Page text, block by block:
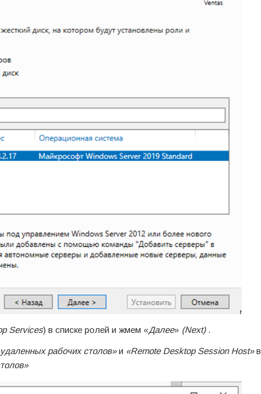
Services) в списке ролей и жмем «Далее» (Next).
рабочих столов»и «Remote Desktop Session Host»в